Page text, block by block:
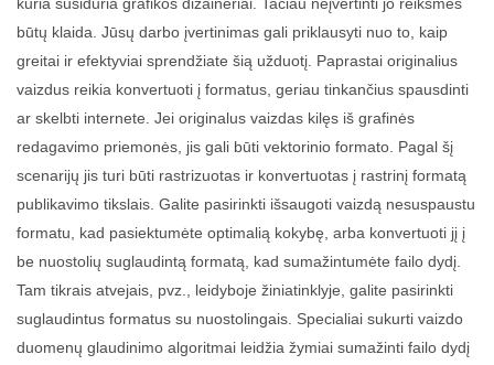
būtų klaida. Jūsų darbo įvertinimas gali priklausyti nuo to, kaip
greitai ir efektyviai sprendžiate šią užduotį. Paprastai originalius
vaizdus reikia konvertuoti į formatus, geriau tinkančius spausdinti
ar skelbti internete. Jei originalus vaizdas kilęs iš grafinės
redagavimo priemonės, jis gali būti vektorinio formato. Pagal šį
scenarijų jis turi būti rastrizuotas ir konvertuotas į rastrinį formatą
publikavimo tikslais. Galite pasirinkti išsaugoti vaizdą nesuspaustu
formatu, kad pasiektumėte optimalią kokybę, arba konvertuoti jį į
be nuostolių suglaudintą formatą, kad sumažintumėte failo dydį.
Tam tikrais atvejais, pvz., leidyboje žiniatinklyje, galite pasirinkti
suglaudintus formatus su nuostolingais. Specialiai sukurti vaizdo
duomenų glaudinimo algoritmai leidžia žymiai sumažinti failo dydį